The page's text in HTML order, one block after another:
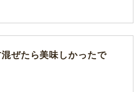
ぜたら美味しかったで